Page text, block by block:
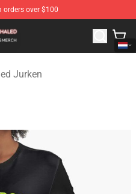
orders over $100
Khaled Merchandise Store
Jurken